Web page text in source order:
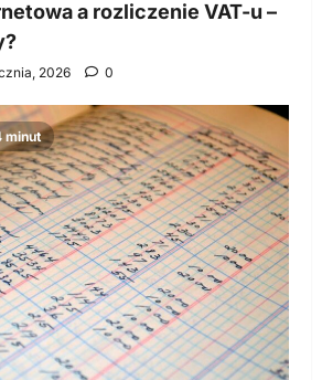
a rozliczenie VAT-u –
2026 0
minut